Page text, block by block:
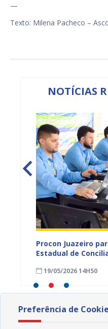
—
Texto: Milena Pacheco –
NOTÍCIAS
Procon Juazeiro
Estadual de
Juazeiro
19/05/2026 14H50
Preferência de